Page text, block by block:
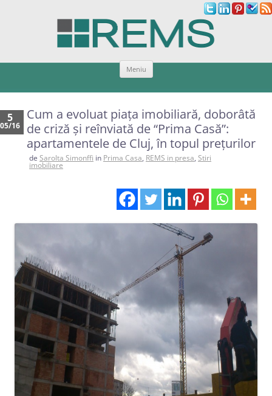
Meniu
Sari
conținut
5
05/16
Cum a evoluat piaţa imobiliară, doborâtă
de criză şi reînviată de “Prima Casă”:
apartamentele de Cluj, în topul preţurilor
de Sarolta Simonffi in Prima Casa, REMS in presa, Stiri
imobiliare